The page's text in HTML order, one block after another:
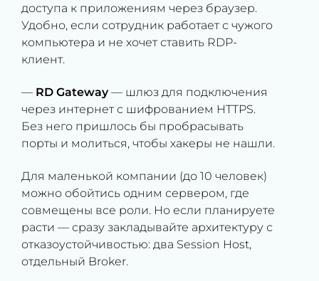
доступа к приложениям через браузер.
Удобно, если сотрудник работает с чужого
компьютера и не хочет ставить RDP-
клиент.
— RD Gateway— шлюз для подключения
через интернет с шифрованием HTTPS.
Без него пришлось бы пробрасывать
порты и молиться, чтобы хакеры не нашли.
Для маленькой компании (до 10 человек)
можно обойтись одним сервером, где
совмещены все роли. Но если планируете
расти — сразу закладывайте архитектуру с
отказоустойчивостью: два Session Host,
отдельный Broker.